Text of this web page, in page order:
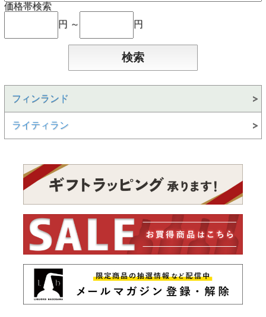
価格帯検索
円 ～
円
フィンランド
ライティラン